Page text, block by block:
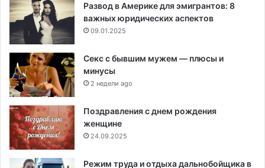
Развод в Америке для эмигрантов: 8
важных юридических аспектов
09.01.2025
Секс с бывшим мужем — плюсы и
минусы
2 недели ago
Поздравления с днем рождения
женщине
24.09.2025
Режим труда и отдыха дальнобойщика в